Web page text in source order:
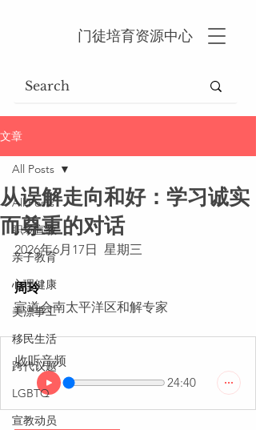
门徒培育资源中心
文章
All Posts
职场宣教
亲子教育
心理健康
美漂事工
移民生活
跨代议题
LGBTQ
宣教动员
All Posts
从误解走向和好：学习诚实
而尊重的对话
2026年6月17日  星期三
周玲
宣道会南太平洋区和解专家
收听音频
24:40